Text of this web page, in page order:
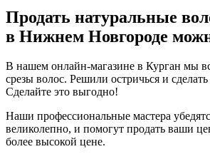
Продать натуральные
в Нижнем Новгороде
В нашем онлайн-магазине в Курган мы
срезы волос. Решили остричься и
Сделайте это выгодно!
Наши профессиональные мастера
великолепно, и помогут продать ваши
более высокой цене.